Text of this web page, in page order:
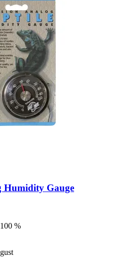
Humidity Gauge
%